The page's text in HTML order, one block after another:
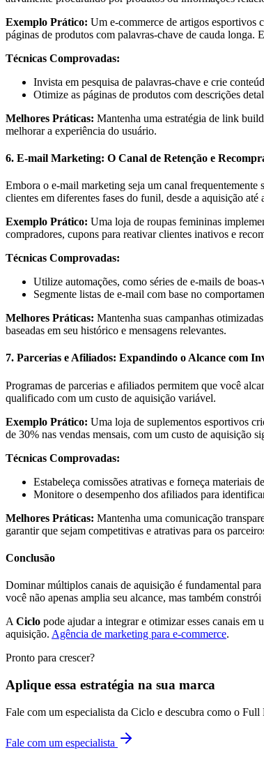
Exemplo Prático: Um e-commerce de artigos esportivos
páginas de produtos com palavras-chave de cauda longa.
Técnicas Comprovadas:
Invista em pesquisa de palavras-chave e crie
Otimize as páginas de produtos com descrições
Melhores Práticas: Mantenha uma estratégia de link
melhorar a experiência do usuário.
6. E-mail Marketing: O Canal de Retenção e
Embora o e-mail marketing seja um canal
clientes em diferentes fases do funil, desde a aquisição até
Exemplo Prático: Uma loja de roupas femininas
compradores, cupons para reativar clientes inativos e
Técnicas Comprovadas:
Utilize automações, como séries de e-mails de
Segmente listas de e-mail com base no
Melhores Práticas: Mantenha suas campanhas
baseadas em seu histórico e mensagens relevantes.
7. Parcerias e Afiliados: Expandindo o Alcance com
Programas de parcerias e afiliados permitem que você
qualificado com um custo de aquisição variável.
Exemplo Prático: Uma loja de suplementos esportivos
de 30% nas vendas mensais, com um custo de aquisição
Técnicas Comprovadas:
Estabeleça comissões atrativas e forneça materiais
Monitore o desempenho dos afiliados para
Melhores Práticas: Mantenha uma comunicação
garantir que sejam competitivas e atrativas para os
Conclusão
Dominar múltiplos canais de aquisição é fundamental
você não apenas amplia seu alcance, mas também
A Ciclo pode ajudar a integrar e otimizar esses canais em
aquisição. Agência de marketing para e-commerce.
Pronto para crescer?
Aplique essa estratégia na sua marca
Fale com um especialista da Ciclo e descubra como o
Fale com um especialista